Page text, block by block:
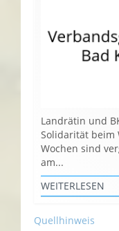
Landrätin und
Solidarität beim
Wochen sind
am...
WEITERLESEN
Quellhinweis